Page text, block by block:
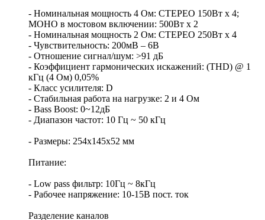
- Номинальная мощность 4 Ом: СТЕРЕО 150Вт х 4;
MOHO в мостовом включении: 500Вт х 2
- Номинальная мощность 2 Ом: СТЕРЕО 250Вт х 4
- Чувствительность: 200мВ – 6В
- Отношение сигнал/шум: >91 дБ
- Коэффициент гармонических искажений: (THD) @ 1
кГц (4 Ом) 0,05%
- Класс усилителя: D
- Стабильная работа на нагрузке: 2 и 4 Ом
- Bass Boost: 0~12дБ
- Диапазон частот: 10 Гц ~ 50 кГц
- Размеры: 254x145x52 мм
Питание:
- Low pass фильтр: 10Гц ~ 8кГц
- Рабочее напряжение: 10-15В пост. ток
Разделение каналов